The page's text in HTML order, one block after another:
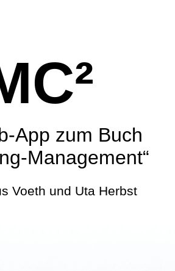
App zum Buch
Management“
Voeth und Uta Herbst